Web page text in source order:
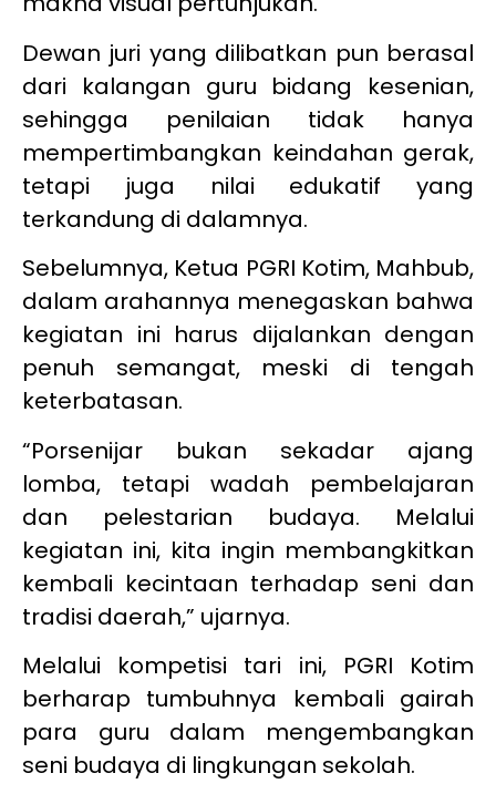
Dewan juri yang dilibatkan pun berasal
dari kalangan guru bidang kesenian,
sehingga penilaian tidak hanya
mempertimbangkan keindahan gerak,
tetapi juga nilai edukatif yang
terkandung di dalamnya.
Sebelumnya, Ketua PGRI Kotim, Mahbub,
dalam arahannya menegaskan bahwa
kegiatan ini harus dijalankan dengan
penuh semangat, meski di tengah
keterbatasan.
“Porsenijar bukan sekadar ajang
lomba, tetapi wadah pembelajaran
dan pelestarian budaya. Melalui
kegiatan ini, kita ingin membangkitkan
kembali kecintaan terhadap seni dan
tradisi daerah,” ujarnya.
Melalui kompetisi tari ini, PGRI Kotim
berharap tumbuhnya kembali gairah
para guru dalam mengembangkan
seni budaya di lingkungan sekolah.